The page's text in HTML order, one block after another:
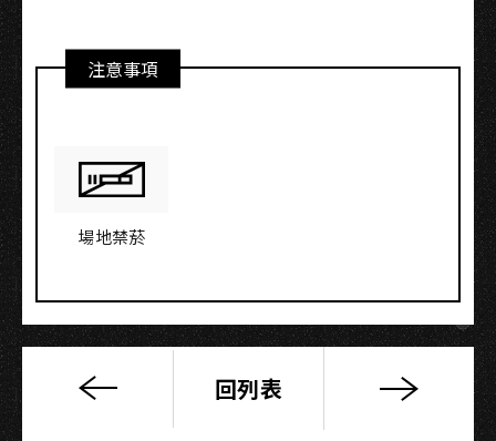
注意事項
場地禁菸
秋
回列表